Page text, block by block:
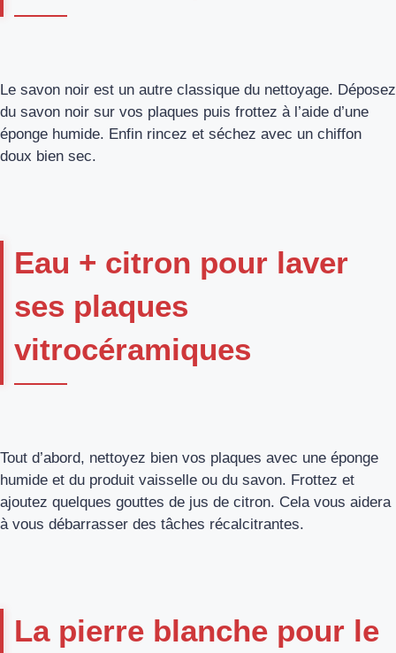
Le savon noir est un autre classique du nettoyage. Déposez
du savon noir sur vos plaques puis frottez à l’aide d’une
éponge humide. Enfin rincez et séchez avec un chiffon
doux bien sec.
Eau + citron pour laver
ses plaques
vitrocéramiques
Tout d’abord, nettoyez bien vos plaques avec une éponge
humide et du produit vaisselle ou du savon. Frottez et
ajoutez quelques gouttes de jus de citron. Cela vous aidera
à vous débarrasser des tâches récalcitrantes.
La pierre blanche pour le